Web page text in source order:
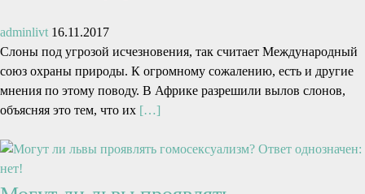
adminlivt 16.11.2017
Слоны под угрозой исчезновения, так считает Международный
союз охраны природы. К огромному сожалению, есть и другие
мнения по этому поводу. В Африке разрешили вылов слонов,
объясняя это тем, что их […]